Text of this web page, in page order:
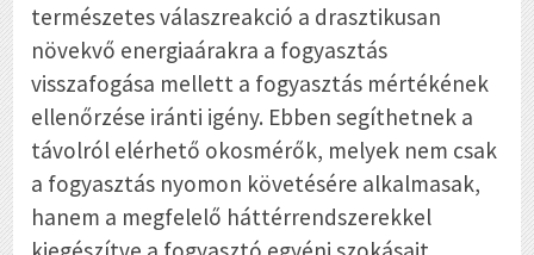
természetes válaszreakció a drasztikusan
növekvő energiaárakra a fogyasztás
visszafogása mellett a fogyasztás mértékének
ellenőrzése iránti igény. Ebben segíthetnek a
távolról elérhető okosmérők, melyek nem csak
a fogyasztás nyomon követésére alkalmasak,
hanem a megfelelő háttérrendszerekkel